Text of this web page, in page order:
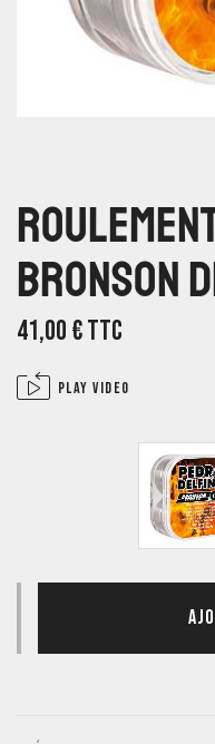
Bronson
41,00€TTC
Play video